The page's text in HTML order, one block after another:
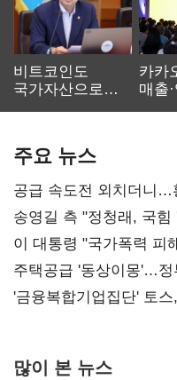
비트코인도
국가자산으로…'
카카
매출
주요 뉴스
공급 속도전 외치더니…
리모델링' 제안
송영길 측 "정청래, 국
총선 지휘 못해"
이 대통령 "국가폭력 피
진실 밝혀야"
주택공급 '동상이몽'…정
'금융복합기업집단' 토
많이 본 뉴스